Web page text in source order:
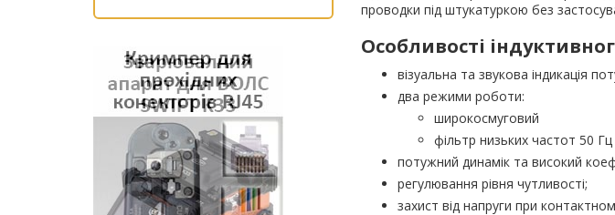
проводки під штукатуркою без
Особливості
візуальна та звукова індикація
два режими роботи:
широкосмуговий
фільтр низьких частот 50 Гц
потужний динамік та високий
регулювання рівня чутливості;
захист від напруги при